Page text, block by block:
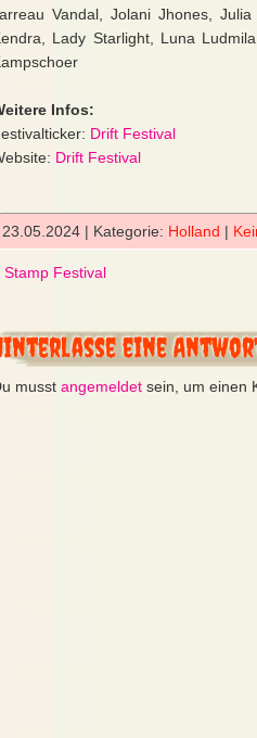
Vandal, Jolani Jhones,
Lady Starlight, Luna
Infos:
Drift Festival
Drift Festival
23.05.2024 | Kategorie: Holland |
Stamp Festival
eine
musst angemeldet sein, um einen